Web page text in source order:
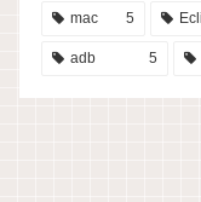
mac 5
adb 5